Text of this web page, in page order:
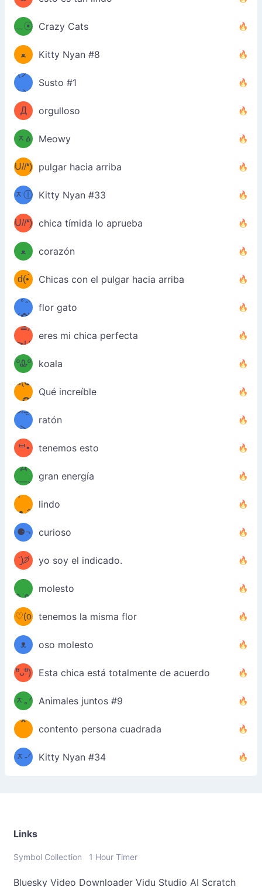
ʔ
ミ●
﹏☉
ミ
Crazy Cats
(ﾐዋ
ﻌ
ዋﾐ)ﾉ
Kitty Nyan #8
(ノ
дヽ)
Susto #1
(￣`
Д
´￣)
orgulloso
(ﾐዕ
ᆽዕ
ﾐ)
Meowy
(✿❛//
U//❛)
b
pulgar hacia arriba
(ﾐⓛ
ᆽⓛ
ﾐ)✧
Kitty Nyan #33
(✿❛//
U//❛)
b
chica tímida lo aprueba
♡(ﾐ
ᵕ̣̣̣̣̣̣
ﻌ
ᵕ̣̣̣̣̣̣
ﾐ)ﾉ
corazón
(❁
⌒ں
⌒)b
d(•́
ں
•̀๑✿
Chicas con el pulgar hacia arriba
/ᐠ｡ꞈ｡
ᐟ✿\
flor gato
(✿≧
³≦)
≧U
≦✿)
eres mi chica perfecta
₍ᐢ｡
ºᎲº
｡ᐢ₎
koala
d(✪
‿✪)
Qué increíble
ᘛ⁐̤ᕐ
ᑀ
ratón
( •̀
ᄇ•
́)ﻭ✧
tenemos esto
(￣`
Д
´￣)
gran energía
ʕ
·ᴥ·ʔ
lindo
╭
⚈¬
⚈╮
curioso
(੭ˊ͈
꒵
ˋ͈)੭̸
*
✧⁺˚
yo soy el indicado.
ᶠᵉᵉᵈ
ᵐᵉ
/ᐠ-ⱉ-
ᐟ\ﾉ
molesto
(❀ˆ
ωˆ)
♡(o
ᴗo❀
)
tenemos la misma flor
ʕ
–
ᴥ
–
ʔ
oso molesto
d(✿
ºัᴗºั)
b
Esta chica está totalmente de acuerdo
ฅ/ᐠ｡
ᆽ｡ᐟ
\
Animales juntos #9
［
；
*
＿
*
contento persona cuadrada
/ᐠ-
ᆽ-ᐟ
Kitty Nyan #34
Links
Symbol Collection 1 Hour Timer
Bluesky Video Downloader Vidu Studio AI Scratch